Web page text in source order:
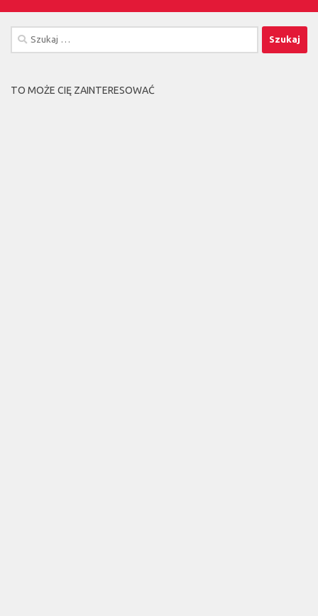
Szukaj:
TO MOŻE CIĘ ZAINTERESOWAĆ